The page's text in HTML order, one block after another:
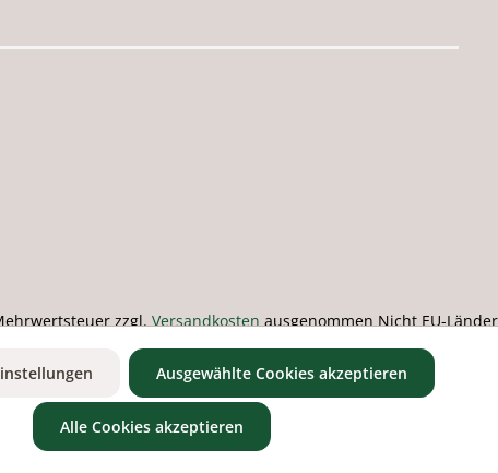
zzgl.Versandkostenausgenommen Nicht EU-Länder
Ausgewählte Cookies akzeptieren
Alle Cookies akzeptieren